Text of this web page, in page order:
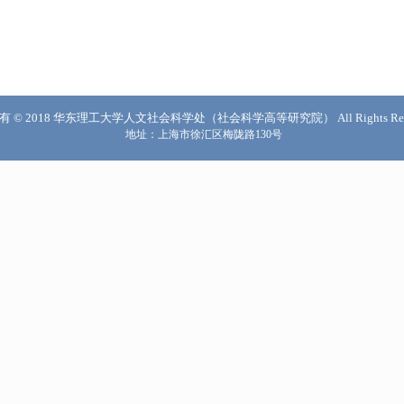
© 2018 华东理工大学人文社会科学处（社会科学高等研究院） All Rights
地址：上海市徐汇区梅陇路130号